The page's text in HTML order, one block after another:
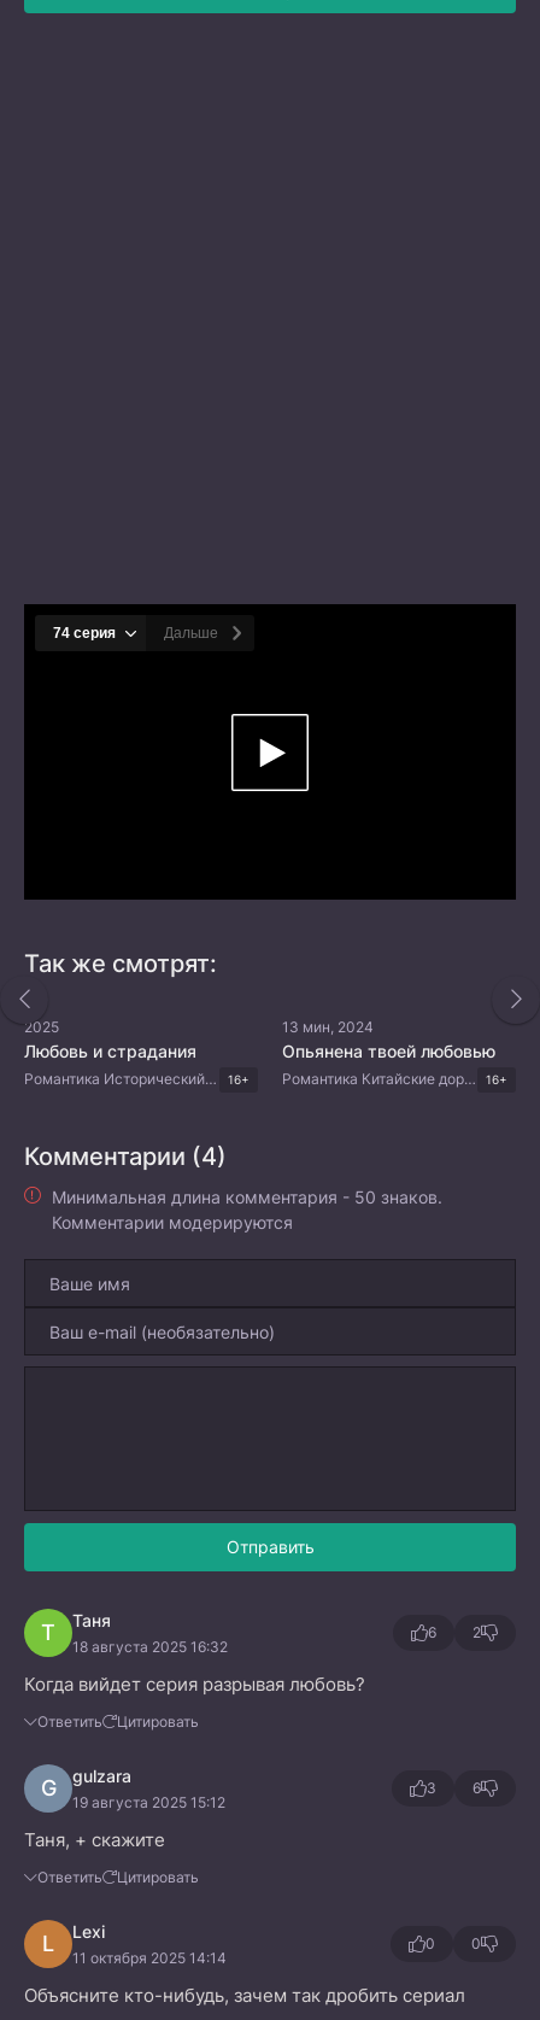
Так же смотрят:
2025
Любовь и страдания
Романтика Исторический Китайские дорамы Дорамы 2025 16+
13 мин, 2024
Опьянена твоей любовью
Романтика Китайские дорамы 16+
Комментарии (4)
Минимальная длина комментария - 50 знаков.
Комментарии модерируются
Отправить
Т Таня
18 августа 2025 16:32
6 2
Когда вийдет серия разрывая любовь?
Ответить Цитировать
G gulzara
19 августа 2025 15:12
3 6
Таня, + скажите
Ответить Цитировать
L Lexi
11 октября 2025 14:14
0 0
Объясните кто-нибудь, зачем так дробить сериал